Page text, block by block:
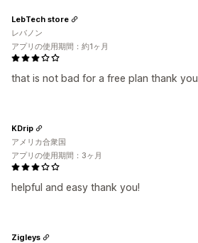
that is not bad for a free plan thank you
LebTech store
レバノン
アプリの使用期間：約1ヶ月
helpful and easy thank you!
KDrip
アメリカ合衆国
アプリの使用期間：3ヶ月
Zigleys